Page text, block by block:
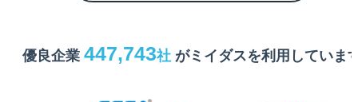
優良企業 447,743社 がミイダスを利用していま